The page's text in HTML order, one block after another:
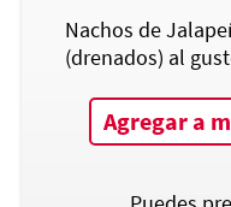
Nachos de
(drenados) al
Agregar a